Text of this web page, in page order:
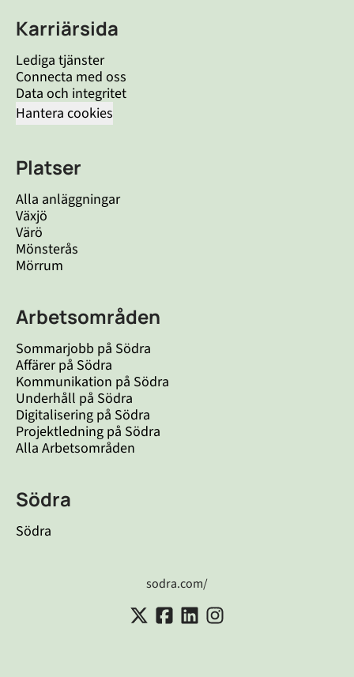
Karriärsida
Lediga tjänster
Connecta med oss
Data och integritet
Hantera cookies
Platser
Alla anläggningar
Växjö
Värö
Mönsterås
Mörrum
Arbetsområden
Sommarjobb på Södra
Affärer på Södra
Kommunikation på Södra
Underhåll på Södra
Digitalisering på Södra
Projektledning på Södra
Alla Arbetsområden
Södra
Södra
sodra.com/